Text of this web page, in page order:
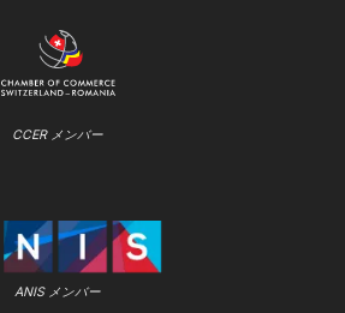
CCER メンバー
ANIS メンバー